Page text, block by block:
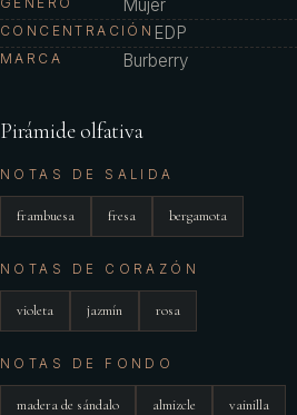
Mujer
CONCENTRACIÓN EDP
MARCA Burberry
Pirámide olfativa
NOTAS DE SALIDA
frambuesa fresa bergamota
NOTAS DE CORAZÓN
violeta jazmín rosa
NOTAS DE FONDO
madera de sándalo almizcle vainilla